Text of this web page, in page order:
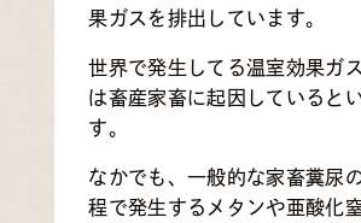
果ガスを排出しています。
世界で発生してる温室効果ガ
は畜産家畜に起因していると
す。
なかでも、一般的な家畜糞尿
程で発生するメタンや亜酸化